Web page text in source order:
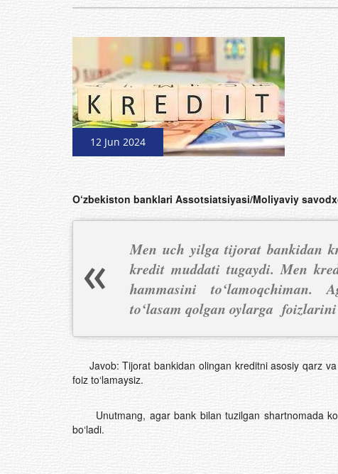
12 Jun 2024
O‘zbekiston banklari Assotsiatsiyasi/Moliyaviy
Men uch yilga tijorat bankidan
kredit muddati tugaydi. Men
hammasini
to‘lasam qolgan oylarga
Javob: Tijorat bankidan olingan kreditni asosiy qarz va
foiz to‘lamaysiz.
Unutmang, agar bank bilan tuzilgan shartnomada
bo‘ladi.